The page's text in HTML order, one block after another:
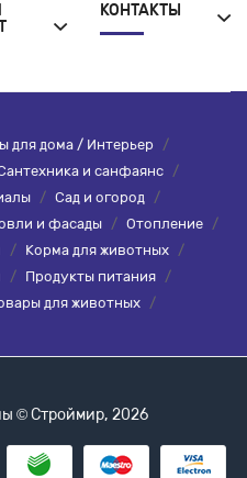
КОНТАКТЫ
для дома / Интерьер /
и санфаянс /
/ Сад и огород
/
и фасады / Отопление
/
/ Корма для животных /
/ Продукты питания /
для животных /
© Строймир, 2026